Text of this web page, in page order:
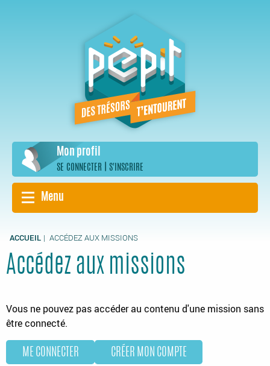
Mon profil
SE CONNECTER S'INSCRIRE
Menu
ACCUEIL ACCÉDEZ AUX MISSIONS
Accédez aux missions
Vous ne pouvez pas accéder au contenu d'une mission sans
être connecté.
ME CONNECTER CRÉER MON COMPTE